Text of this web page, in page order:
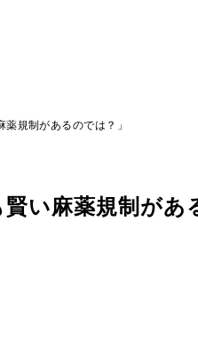
規制があるのでは？」
い麻薬規制があ